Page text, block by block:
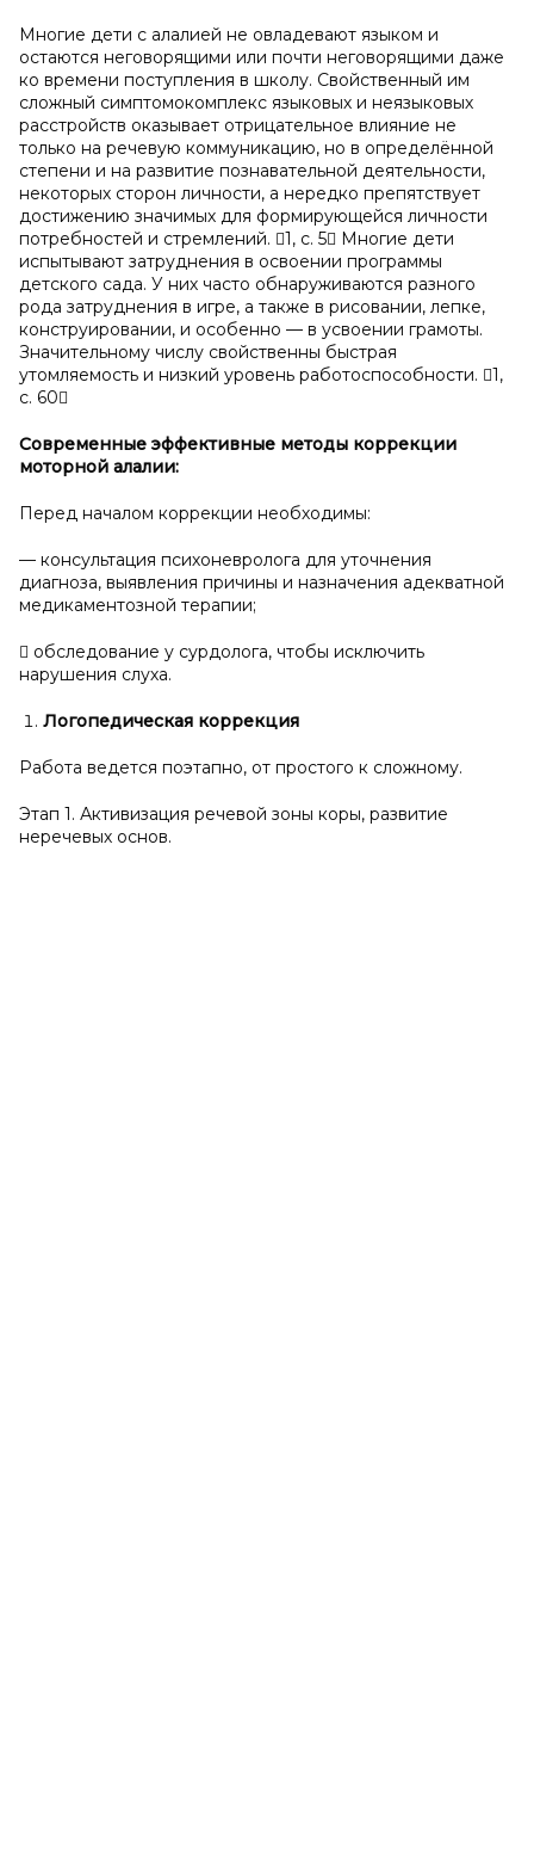
Многие дети с алалией не овладевают языком и
остаются неговорящими или почти неговорящими даже
ко времени поступления в школу. Свойственный им
сложный симптомокомплекс языковых и неязыковых
расстройств оказывает отрицательное влияние не
только на речевую коммуникацию, но в определённой
степени и на развитие познавательной деятельности,
некоторых сторон личности, а нередко препятствует
достижению значимых для формирующейся личности
потребностей и стремлений. 1, с. 5 Многие дети
испытывают затруднения в освоении программы
детского сада. У них часто обнаруживаются разного
рода затруднения в игре, а также в рисовании, лепке,
конструировании, и особенно — в усвоении грамоты.
Значительному числу свойственны быстрая
утомляемость и низкий уровень работоспособности. 1,
с. 60
Современные эффективные методы коррекции
моторной алалии:
Перед началом коррекции необходимы:
— консультация психоневролога для уточнения
диагноза, выявления причины и назначения адекватной
медикаментозной терапии;
 обследование у сурдолога, чтобы исключить
нарушения слуха.
Логопедическая коррекция
Работа ведется поэтапно, от простого к сложному.
Этап 1. Активизация речевой зоны коры, развитие
неречевых основ.